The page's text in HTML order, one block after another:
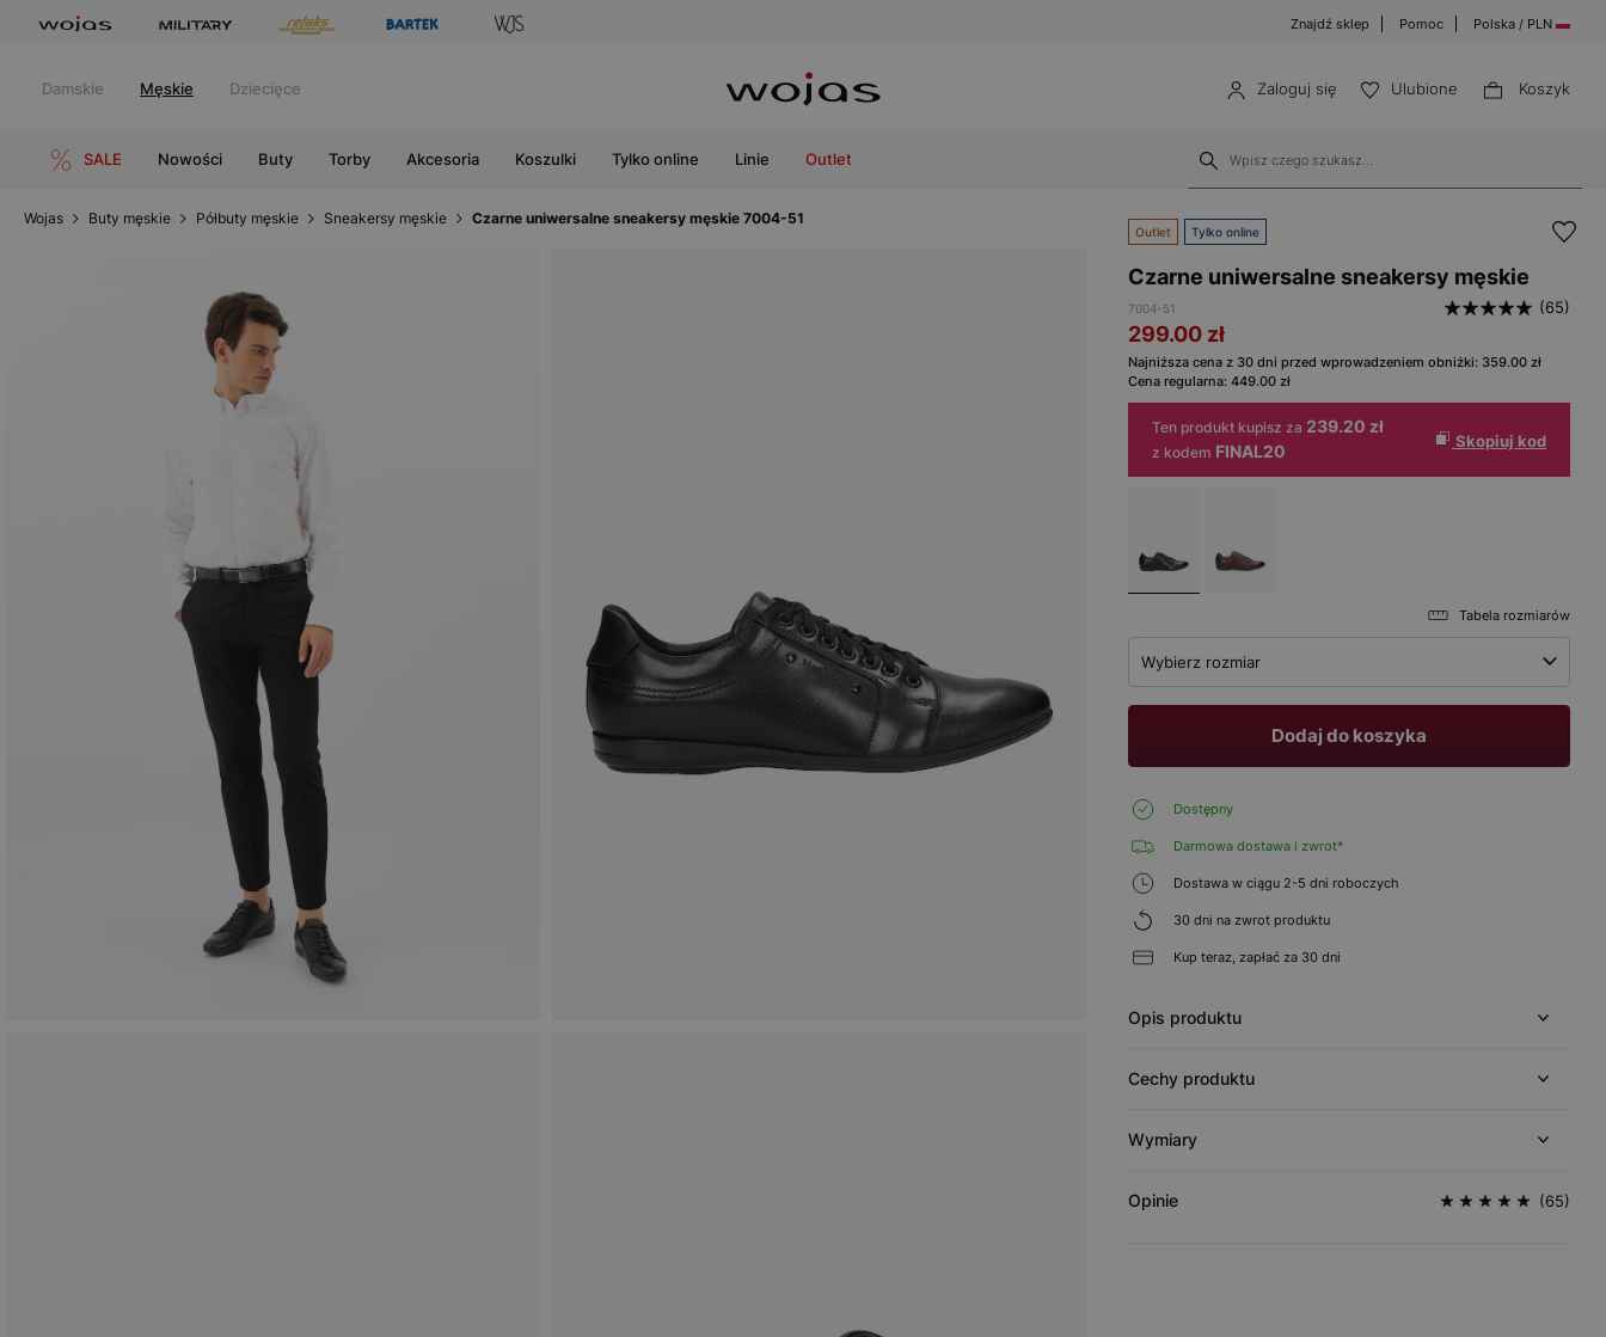
Znajdź sklep Pomoc Polska / PLN
Damskie Męskie Dziecięce Zaloguj się Ulubione Koszyk
SALE Nowości Buty Torby Akcesoria Koszulki Tylko online Linie Outlet
Wojas Buty męskie Półbuty męskie Sneakersy męskie Czarne uniwersalne sneakersy męskie 7004-51
Outlet Tylko online
Czarne uniwersalne sneakersy męskie
7004-51 (65)
299.00 zł
Najniższa cena z 30 dni przed wprowadzeniem obniżki: 359.00 zł
Cena regularna: 449.00 zł
Ten produkt kupisz za 239.20 zł
z kodem FINAL20 Skopiuj kod
Tabela rozmiarów
Wybierz rozmiar
Dodaj do koszyka
Dostępny
Darmowa dostawa i zwrot*
Dostawa w ciągu 2-5 dni roboczych
30 dni na zwrot produktu
Kup teraz, zapłać za 30 dni
Opis produktu
Cechy produktu
Wymiary
Opinie (65)